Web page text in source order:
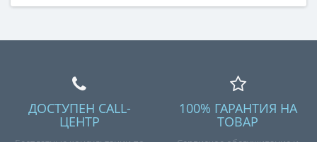
ДОСТУПЕН CALL-
ЦЕНТР
100% ГАРАНТИЯ НА
ТОВАР